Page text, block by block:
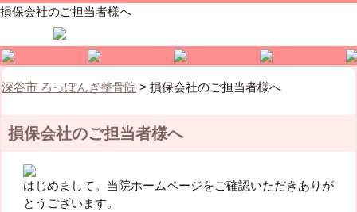
損保会社のご担当者様へ
深谷市 ろっぽんぎ整骨院 > 損保会社のご担当者様へ
損保会社のご担当者様へ
はじめまして。当院ホームページをご確認いただきありが
とうございます。